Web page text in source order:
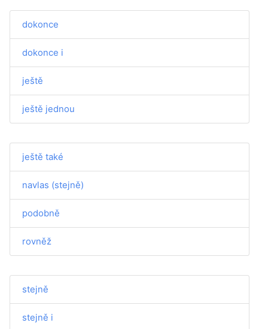
dokonce
dokonce i
ještě
ještě jednou
ještě také
navlas (stejně)
podobně
rovněž
stejně
stejně i